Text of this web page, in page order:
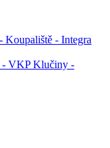
Koupaliště - Integra
- VKP Klučiny -